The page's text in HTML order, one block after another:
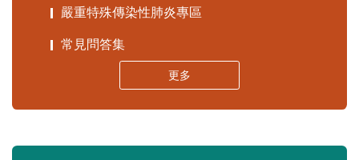
嚴重特殊傳染性肺炎專區
常見問答集
更多